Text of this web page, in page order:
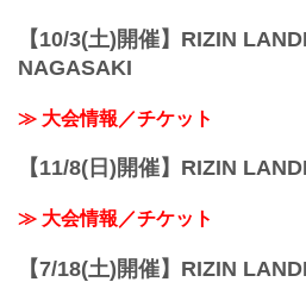
【10/3(土)開催】RIZIN
NAGASAKI
≫ 大会情報／チケット
【11/8(日)開催】RIZIN
≫ 大会情報／チケット
【7/18(土)開催】RIZIN